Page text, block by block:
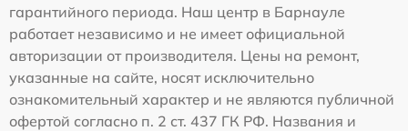
гарантийного периода. Наш центр в Барнауле
работает независимо и не имеет официальной
авторизации от производителя. Цены на ремонт,
указанные на сайте, носят исключительно
ознакомительный характер и не являются публичной
офертой согласно п. 2 ст. 437 ГК РФ. Названия и